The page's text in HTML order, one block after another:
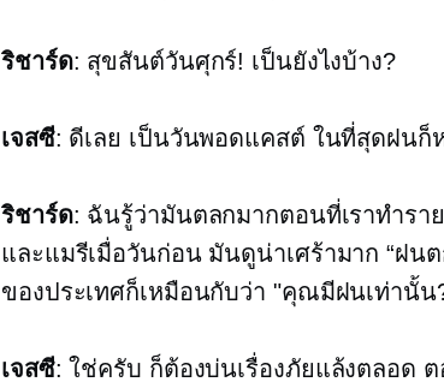
ริชาร์ด: สุขสันต์วันศุกร์! เป็นยังไงบ้าง?
เจสซี: ดีเลย เป็นวันพอดแคสต์ ในที่สุดฝนก็
ริชาร์ด: ฉันรู้ว่ามันตลกมากตอนที่เราทำรา
และแมรีเมื่อวันก่อน มันดูน่าเศร้ามาก “ฝนต
ของประเทศก็เหมือนกับว่า "คุณมีฝนเท่านั้น
เจสซี: ใช่ครับ ก็ต้องบ่นเรื่องภัยแล้งตลอด